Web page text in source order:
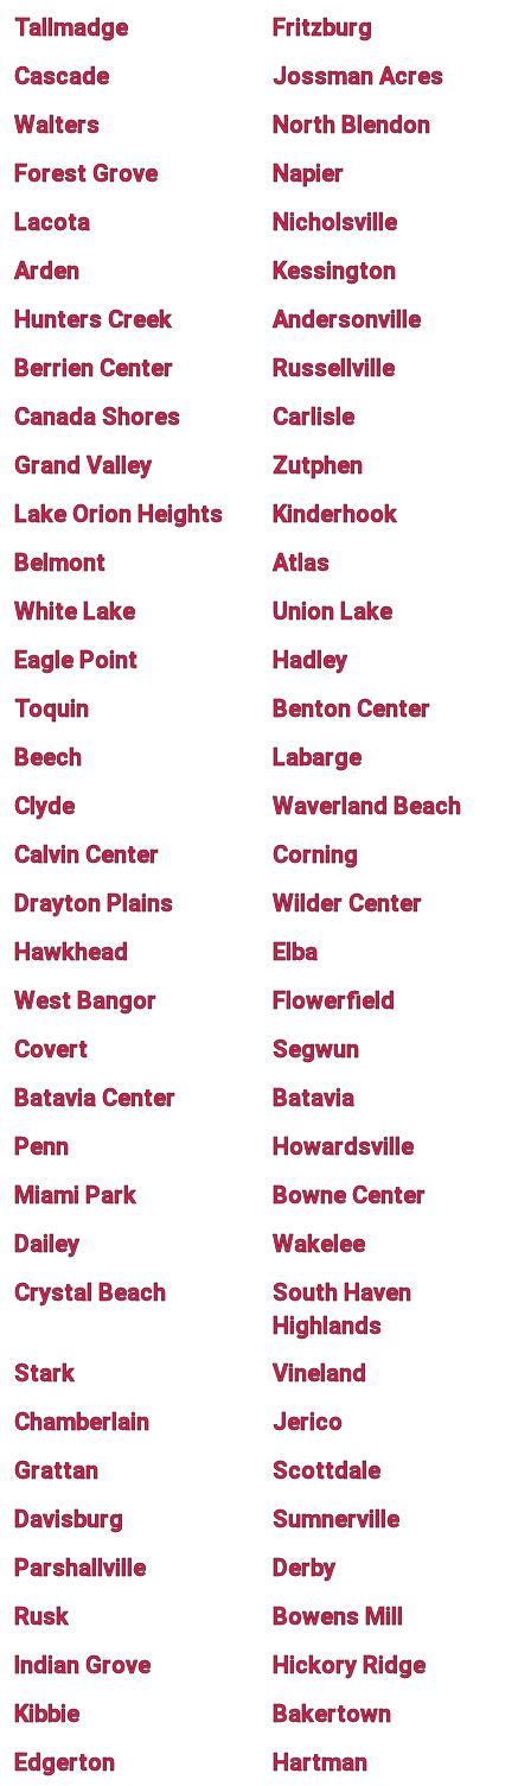
Tallmadge
Fritzburg
Cascade
Jossman Acres
Walters
North Blendon
Forest Grove
Napier
Lacota
Nicholsville
Arden
Kessington
Hunters Creek
Andersonville
Berrien Center
Russellville
Canada Shores
Carlisle
Grand Valley
Zutphen
Lake Orion Heights
Kinderhook
Belmont
Atlas
White Lake
Union Lake
Eagle Point
Hadley
Toquin
Benton Center
Beech
Labarge
Clyde
Waverland Beach
Calvin Center
Corning
Drayton Plains
Wilder Center
Hawkhead
Elba
West Bangor
Flowerfield
Covert
Segwun
Batavia Center
Batavia
Penn
Howardsville
Miami Park
Bowne Center
Dailey
Wakelee
Crystal Beach
South Haven
Highlands
Stark
Vineland
Chamberlain
Jerico
Grattan
Scottdale
Davisburg
Sumnerville
Parshallville
Derby
Rusk
Bowens Mill
Indian Grove
Hickory Ridge
Kibbie
Bakertown
Edgerton
Hartman